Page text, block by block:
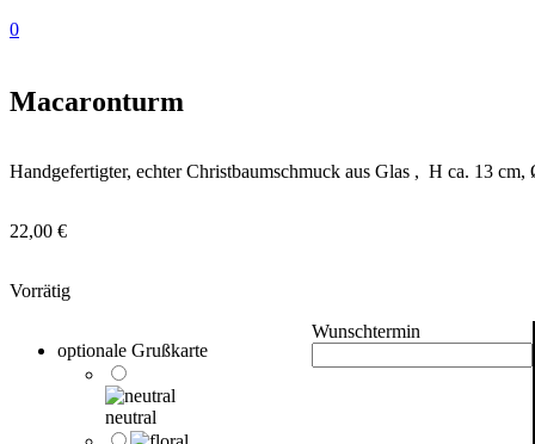
0
Macaronturm
Handgefertigter, echter Christbaumschmuck aus Glas , H ca. 13 cm,
22,00 €
Vorrätig
optionale Grußkarte
neutral
Wunschtermin